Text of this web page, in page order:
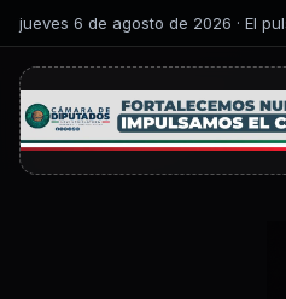
jueves 6 de agosto de 2026 · El